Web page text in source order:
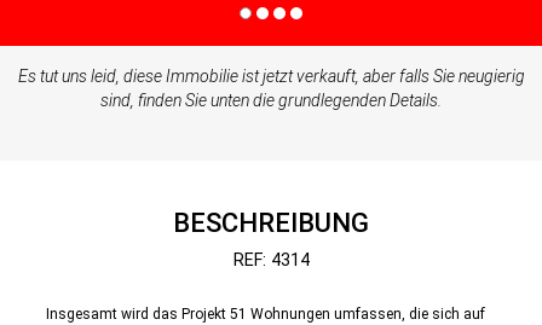
Es tut uns leid, diese Immobilie ist jetzt verkauft, aber falls Sie neugierig
sind, finden Sie unten die grundlegenden Details.
BESCHREIBUNG
REF: 4314
Insgesamt wird das Projekt 51 Wohnungen umfassen, die sich auf